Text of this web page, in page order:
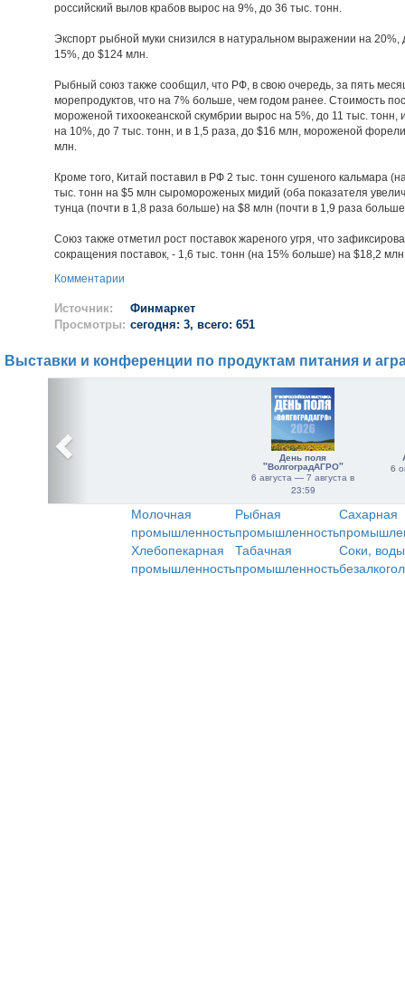
российский вылов крабов вырос на 9%, до 36 тыс. тонн.
Экспорт рыбной муки снизился в натуральном выражении на 20%,
15%, до $124 млн.
Рыбный союз также сообщил, что РФ, в свою очередь, за пять
морепродуктов, что на 7% больше, чем годом ранее. Стоимость
мороженой тихоокеанской скумбрии вырос на 5%, до 11 тыс.
на 10%, до 7 тыс. тонн, и в 1,5 раза, до $16 млн, мороженой
млн.
Кроме того, Китай поставил в РФ 2 тыс. тонн сушеного кальмара
тыс. тонн на $5 млн сыромороженых мидий (оба показателя
тунца (почти в 1,8 раза больше) на $8 млн (почти в 1,9 раза
Союз также отметил рост поставок жареного угря, что
сокращения поставок, - 1,6 тыс. тонн (на 15% больше) на $18,2
Комментарии
Источник:
Финмаркет
Просмотры: сегодня: 3, всего: 651
Выставки и конференции по продуктам питания и
День поля
"ВолгоградАГРО"
6 августа — 7 августа в
23:59
6
Молочная
промышленность
Рыбная
промышленность
Сахарная
Хлебопекарная
промышленность
Табачная
промышленность
Соки,